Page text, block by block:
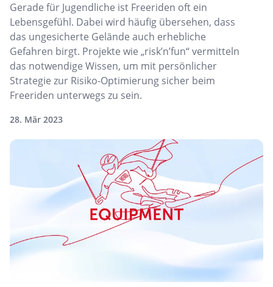
Gerade für Jugendliche ist Freeriden oft ein
Lebensgefühl. Dabei wird häufig übersehen, dass
das ungesicherte Gelände auch erhebliche
Gefahren birgt. Projekte wie „risk’n’fun“ vermitteln
das notwendige Wissen, um mit persönlicher
Strategie zur Risiko-Optimierung sicher beim
Freeriden unterwegs zu sein.
28. Mär 2023